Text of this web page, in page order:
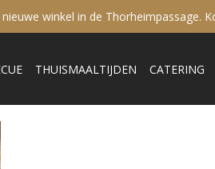
winkel in de Thorheimpassage.
THUISMAALTIJDEN CATERING